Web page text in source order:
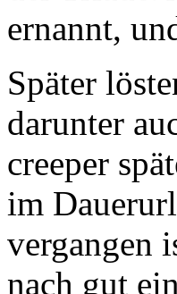
ernannt,
Später
darunter
creeper
im
vergangen
nach gut